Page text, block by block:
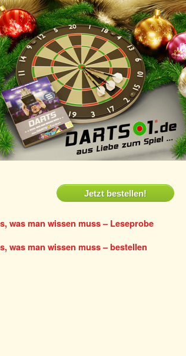
Jetzt bestellen!
was man wissen muss – Leseprobe
was man wissen muss – bestellen